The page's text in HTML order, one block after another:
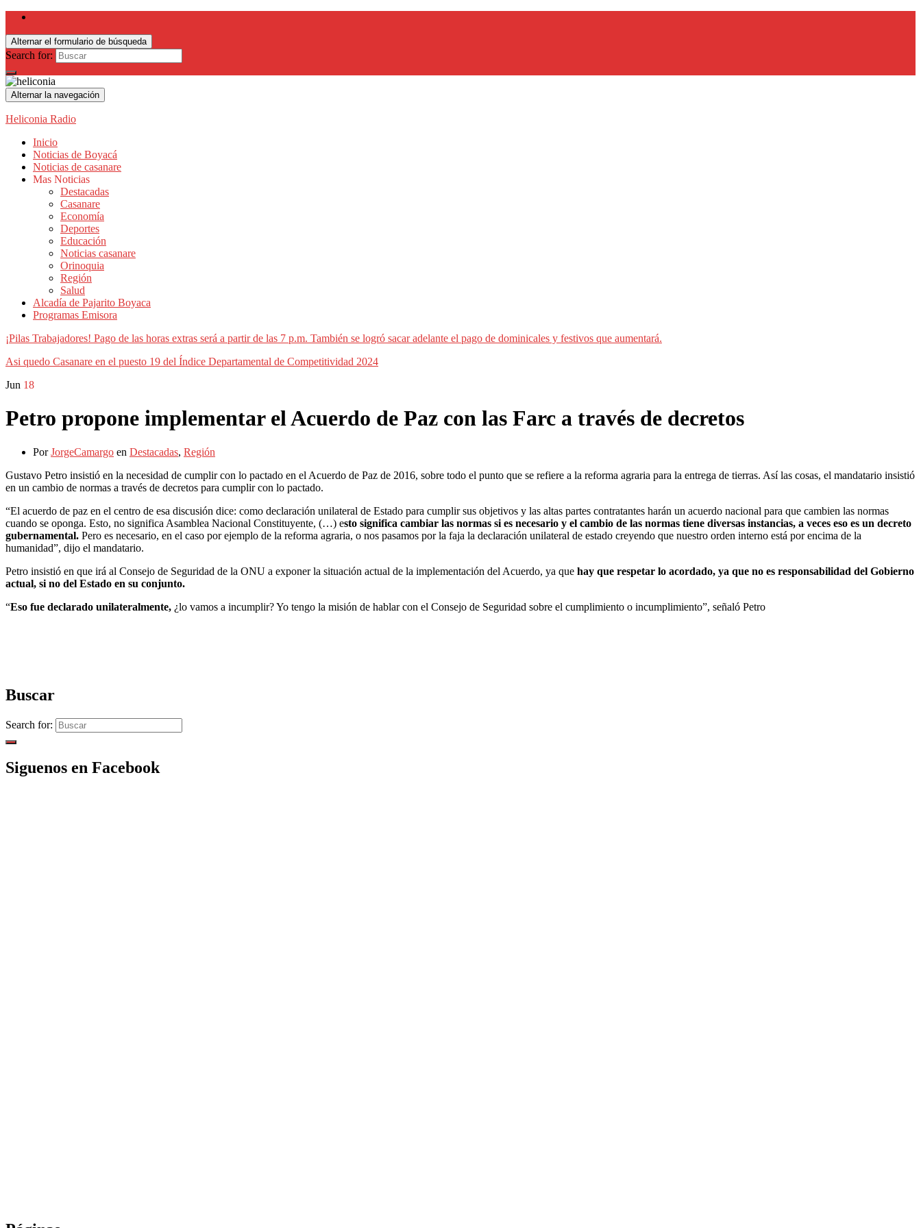
Alternar el formulario de búsqueda
Search for:
Alternar la navegación
Heliconia Radio
Inicio
Noticias de Boyacá
Noticias de casanare
Mas Noticias
Destacadas
Casanare
Economía
Deportes
Educación
Noticias casanare
Orinoquia
Región
Salud
Alcadía de Pajarito Boyaca
Programas Emisora
¡Pilas Trabajadores! Pago de las horas extras será a partir de las 7 p.m. También se logró sacar adelante el pago de dominicales y festivos que aumentará.
Asi quedo Casanare en el puesto 19 del Índice Departamental de Competitividad 2024
Jun 18
Petro propone implementar el Acuerdo de Paz con las Farc a través de decretos
PorJorgeCamargo en Destacadas, Región
Gustavo Petro insistió en la necesidad de cumplir con lo pactado en el Acuerdo de Paz de 2016, sobre todo el punto que se refiere a la reforma agraria para la entrega de tierras. Así las cosas, el mandatario insistió
en un cambio de normas a través de decretos para cumplir con lo pactado.
“El acuerdo de paz en el centro de esa discusión dice: como declaración unilateral de Estado para cumplir sus objetivos y las altas partes contratantes harán un acuerdo nacional para que cambien las normas
cuando se oponga. Esto, no significa Asamblea Nacional Constituyente, (…) esto significa cambiar las normas si es necesario y el cambio de las normas tiene diversas instancias, a veces eso es un decreto
gubernamental. Pero es necesario, en el caso por ejemplo de la reforma agraria, o nos pasamos por la faja la declaración unilateral de estado creyendo que nuestro orden interno está por encima de la
humanidad”, dijo el mandatario.
Petro insistió en que irá al Consejo de Seguridad de la ONU a exponer la situación actual de la implementación del Acuerdo, ya que hay que respetar lo acordado, ya que no es responsabilidad del Gobierno
actual, si no del Estado en su conjunto.
“Eso fue declarado unilateralmente, ¿lo vamos a incumplir? Yo tengo la misión de hablar con el Consejo de Seguridad sobre el cumplimiento o incumplimiento”, señaló Petro
Buscar
Search for:
Siguenos en Facebook